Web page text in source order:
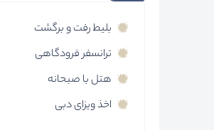
بلیط رفت و برگشت
ترانسفر فرودگاهی
هتل با صبحانه
اخذ ویزای دبی